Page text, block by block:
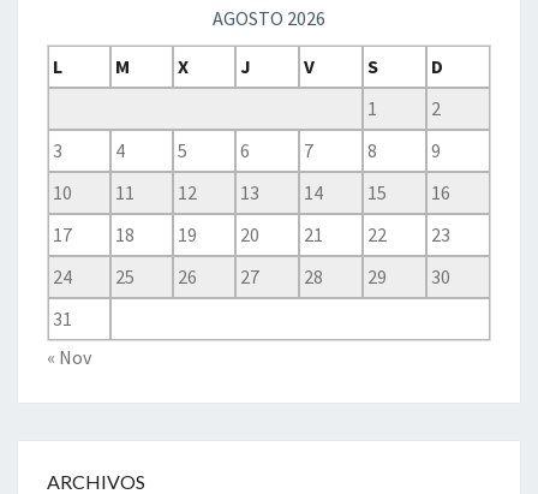
AGOSTO 2026
L
M X J V S
D
1
2
3
4 5 6 7 8
9
10
11 12 13 14 15
16
17
18 19 20 21 22
23
24
25 26 27 28 29
30
31
« Nov
ARCHIVOS